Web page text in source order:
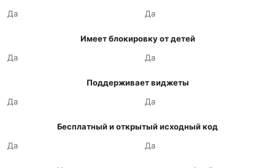
Да
Да
Имеет блокировку от детей
Да
Да
Поддерживает виджеты
Да
Да
Бесплатный и открытый исходный код
Да
Да